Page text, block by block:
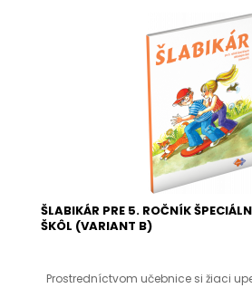
ŠLABIKÁR PRE 5. ROČNÍK
ŠKÔL (VARIANT B)
Prostredníctvom učebnice si žiaci